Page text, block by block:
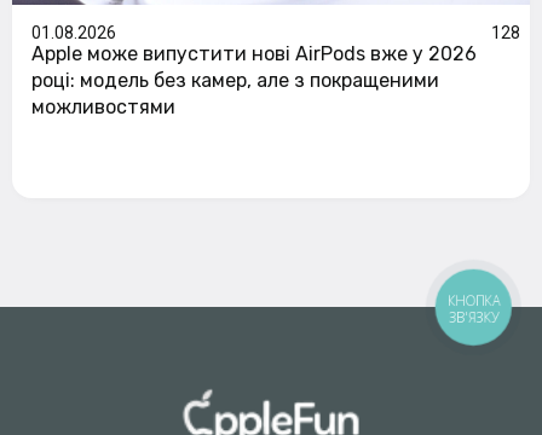
01.08.2026 128
Apple може випустити нові AirPods вже у 2026
році: модель без камер, але з покращеними
можливостями
КНОПКА
ЗВ'ЯЗКУ